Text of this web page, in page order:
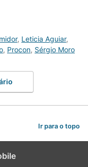
, Leticia Aguiar,
, Procon, Sérgio Moro
Ir para o topo